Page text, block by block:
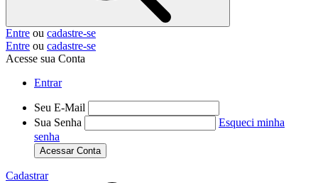
Entre ou cadastre-se
Entre ou cadastre-se
Acesse sua Conta
Entrar
Seu E-Mail
Sua Senha
Esqueci minha
senha
Acessar Conta
Cadastrar